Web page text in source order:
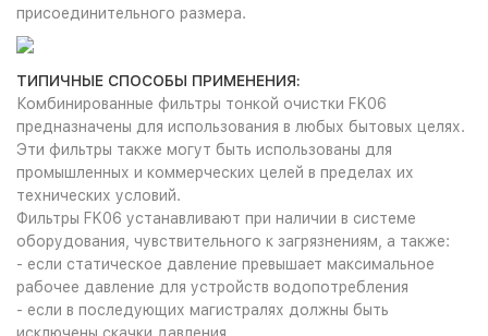
присоединительного размера.
ТИПИЧНЫЕ СПОСОБЫ ПРИМЕНЕНИЯ:
Комбинированные фильтры тонкой очистки FK06
предназначены для использования в любых бытовых целях.
Эти фильтры также могут быть использованы для
промышленных и коммерческих целей в пределах их
технических условий.
Фильтры FK06 устанавливают при наличии в системе
оборудования, чувствительного к загрязнениям, а также:
- если статическое давление превышает максимальное
рабочее давление для устройств водопотребления
- если в последующих магистралях должны быть